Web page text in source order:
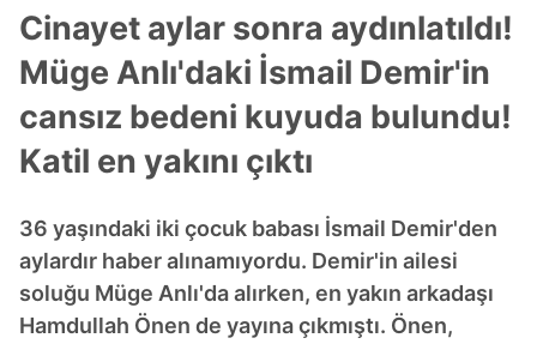
Cinayet aylar sonra aydınlatıldı!
Müge Anlı'daki İsmail Demir'in
cansız bedeni kuyuda bulundu!
Katil en yakını çıktı
36 yaşındaki iki çocuk babası İsmail Demir'den
aylardır haber alınamıyordu. Demir'in ailesi
soluğu Müge Anlı'da alırken, en yakın arkadaşı
Hamdullah Önen de yayına çıkmıştı. Önen,